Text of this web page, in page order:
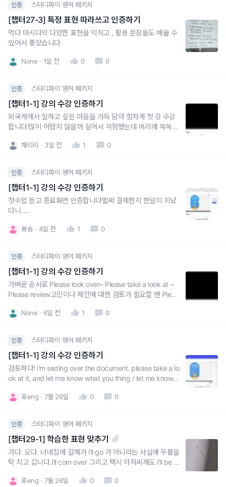
인증 스터디파이 영어 패키지
[챕터27-3] 특정 표현 따라쓰고 인증하기
먹다 마시다의 다양한 표현을 익히고 , 활용 문장들도 배울 수
있어서 좋았습니다.
None 1일 전 0 0
인증 스터디파이 영어 패키지
[챕터1-1] 강의 수강 인증하기
외국계에서 일하고 싶은 마음을 가득 담아 힘차게 첫 강 수강
합니다!많이 어렵지 않을까 싶어서 걱정했는데 머리에 쏙쏙
채리리 3일 전 1 0
인증 스터디파이 영어 패키지
[챕터1-1] 강의 수강 인증하기
첫수업 듣고 종료화면 인증합니다벌써 결제한지 한달이 지났
다니.....
봉솜 4일 전 1 0
인증 스터디파이 영어 패키지
[챕터1-1] 강의 수강 인증하기
가벼운 순서로 Please look over~ Please take a look at ~
Please review고민이나 제안에 대한 검토가 필요할 땐 Pleas
w 사용None 6일 전 1 0
인증 스터디파이 영어 패키지
[챕터1-1] 강의 수강 인증하기
검토하다! i'm seding over the document. please take a lo
ok at it, and let me know what you thing / let me know if
er the proposal I sent you last nigh
휴eng 7월 26일 0 0
인증 스터디파이 영어 패키지
[챕터29-1] 학습한 표현 맞추기
가다. 오다. 너네집에 갈께가 i'll go 가 아니라는 사실에 무릎을
탁 치고 갑니다.i'll com over 그리고 택시 아저씨께도 i'll be ri
0분준다. 에서 I give you 10 minutes, tops. 배우자에게도
휴eng 7월 26일 0 0